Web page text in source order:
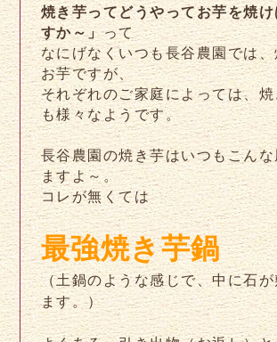
焼き芋ってどうやってお芋を焼
すか～」って
なにげなくいつも長谷農園では
お芋ですが、
それぞれのご家庭によっては、
も様々なようです。
長谷農園の焼き芋はいつもこん
ますよ～。
コレが無くては
最強焼き芋鍋
（土鍋のような感じで、中に石
ます。）